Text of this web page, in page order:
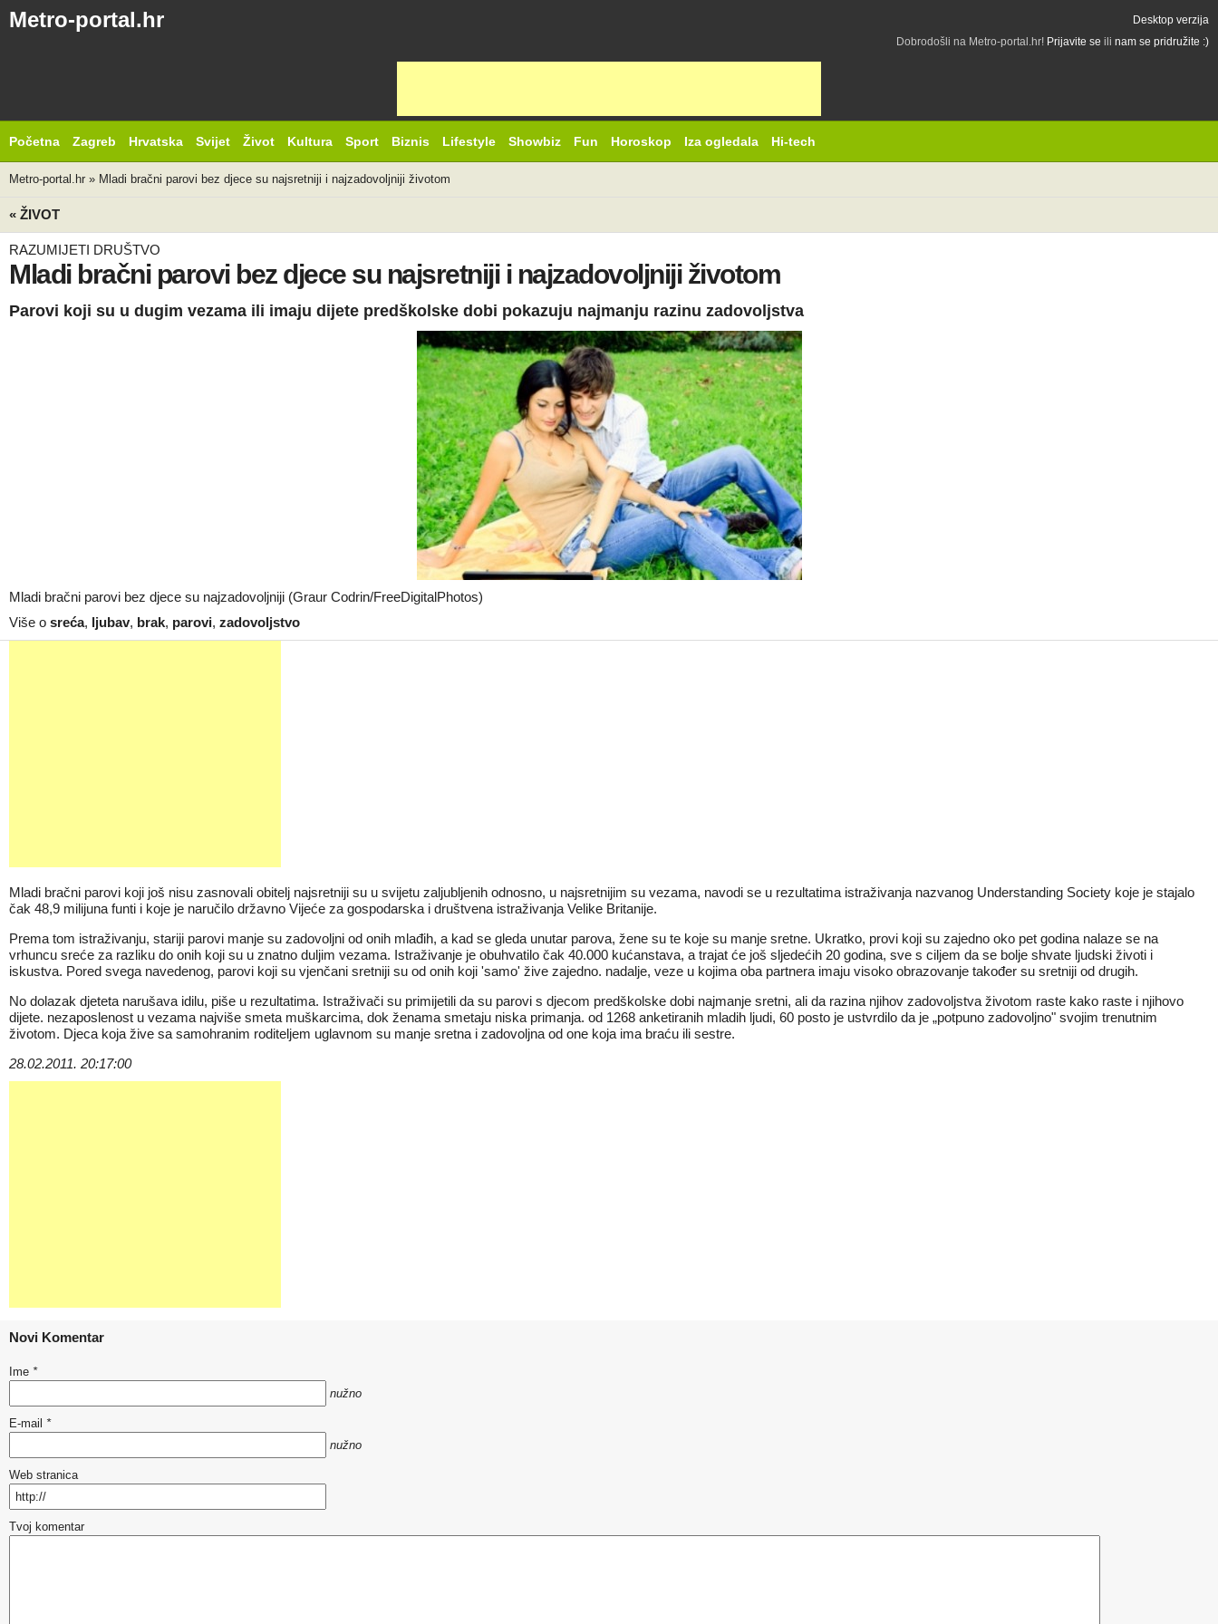
Metro-portal.hr
Desktop verzija
Dobrodošli na Metro-portal.hr! Prijavite se ili nam se pridružite :)
Početna Zagreb Hrvatska Svijet Život Kultura Sport Biznis Lifestyle Showbiz Fun Horoskop Iza ogledala Hi-tech
Metro-portal.hr » Mladi bračni parovi bez djece su najsretniji i najzadovoljniji životom
« ŽIVOT
RAZUMIJETI DRUŠTVO
Mladi bračni parovi bez djece su najsretniji i najzadovoljniji životom
Parovi koji su u dugim vezama ili imaju dijete predškolske dobi pokazuju najmanju razinu zadovoljstva
Mladi bračni parovi bez djece su najzadovoljniji (Graur Codrin/FreeDigitalPhotos)
Više o sreća, ljubav, brak, parovi, zadovoljstvo
Mladi bračni parovi koji još nisu zasnovali obitelj najsretniji su u svijetu zaljubljenih odnosno, u najsretnijim su vezama, navodi se u rezultatima istraživanja nazvanog Understanding Society koje je stajalo
čak 48,9 milijuna funti i koje je naručilo državno Vijeće za gospodarska i društvena istraživanja Velike Britanije.
Prema tom istraživanju, stariji parovi manje su zadovoljni od onih mlađih, a kad se gleda unutar parova, žene su te koje su manje sretne. Ukratko, provi koji su zajedno oko pet godina nalaze se na
vrhuncu sreće za razliku do onih koji su u znatno duljim vezama. Istraživanje je obuhvatilo čak 40.000 kućanstava, a trajat će još sljedećih 20 godina, sve s ciljem da se bolje shvate ljudski životi i
iskustva. Pored svega navedenog, parovi koji su vjenčani sretniji su od onih koji 'samo' žive zajedno. nadalje, veze u kojima oba partnera imaju visoko obrazovanje također su sretniji od drugih.
No dolazak djeteta narušava idilu, piše u rezultatima. Istraživači su primijetili da su parovi s djecom predškolske dobi najmanje sretni, ali da razina njihov zadovoljstva životom raste kako raste i njihovo
dijete. nezaposlenost u vezama najviše smeta muškarcima, dok ženama smetaju niska primanja. od 1268 anketiranih mladih ljudi, 60 posto je ustvrdilo da je „potpuno zadovoljno" svojim trenutnim
životom. Djeca koja žive sa samohranim roditeljem uglavnom su manje sretna i zadovoljna od one koja ima braću ili sestre.
28.02.2011. 20:17:00
Novi Komentar
Ime *
nužno
E-mail *
nužno
Web stranica
Tvoj komentar